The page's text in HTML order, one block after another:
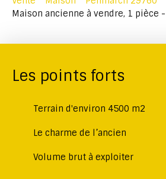
Maison ancienne à vendre, 1 pièce
Les points forts
Terrain d'environ 4500 m2
Le charme de l’ancien
Volume brut à exploiter